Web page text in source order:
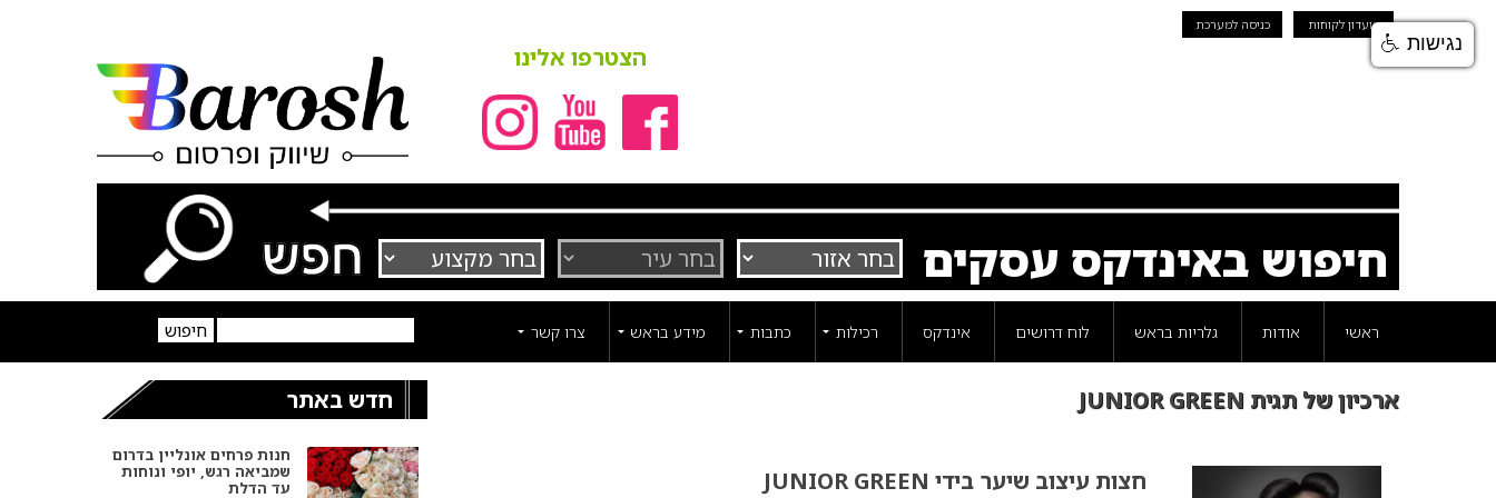
מועדון לקוחות כניסה למערכת
הצטרפו אלינו
חיפוש באינדקס עסקים
ראשי אודות גלריות בראש לוח דרושים אינדקס רכילות כתבות מידע בראש צרו קשר
ארכיון של תגית JUNIOR GREEN
חצות עיצוב שיער בידי JUNIOR GREEN
חדש באתר
חנות פרחים אונליין בדרום
שמביאה רגש, יופי ונוחות
עד הדלת
נגישות